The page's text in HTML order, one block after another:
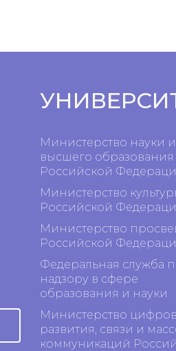
Министерство науки и
высшего образования
Российской
Министерство
Российской
Министерство
Российской
Федеральная служба
надзору в сфере
образования и науки
Министерство
развития, связи и
коммуникаций